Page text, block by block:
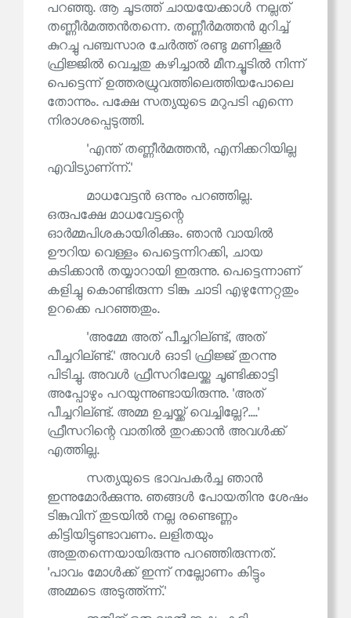
പറഞ്ഞു. ആ ചൂടത്ത് ചായയേക്കാൾ നല്ലത്
തണ്ണീർമത്തൻതന്നെ. തണ്ണീർമത്തൻ മുറിച്ച്
കുറച്ചു പഞ്ചസാര ചേർത്ത് രണ്ടു മണിക്കൂർ
ഫ്രിജ്ജിൽ വെച്ചതു കഴിച്ചാൽ മീനച്ചൂടിൽ നിന്ന്
പെട്ടെന്ന് ഉത്തരധ്രുവത്തിലെത്തിയപോലെ
തോന്നും. പക്ഷേ സത്യയുടെ മറുപടി എന്നെ
നിരാശപ്പെടുത്തി.
'എന്ത് തണ്ണീർമത്തൻ, എനിക്കറിയില്ല
എവിട്യാണ്ന്ന്.'
മാധവേട്ടൻ ഒന്നും പറഞ്ഞില്ല.
ഒരുപക്ഷേ മാധവേട്ടന്റെ
ഓർമ്മപിശകായിരിക്കും. ഞാൻ വായിൽ
ഊറിയ വെള്ളം പെട്ടെന്നിറക്കി, ചായ
കുടിക്കാൻ തയ്യാറായി ഇരുന്നു. പെട്ടെന്നാണ്
കളിച്ചു കൊണ്ടിരുന്ന ടിങ്കു ചാടി എഴുന്നേറ്റതും
ഉറക്കെ പറഞ്ഞതും.
'അമ്മേ അത് പീച്ചറില്ണ്ട്, അത്
പീച്ചറില്ണ്ട്.' അവൾ ഓടി ഫ്രിജ്ജ് തുറന്നു
പിടിച്ചു. അവൾ ഫ്രീസറിലേയ്ക്കു ചൂണ്ടിക്കാട്ടി
അപ്പോഴും പറയുന്നുണ്ടായിരുന്നു. 'അത്
പീച്ചറില്ണ്ട്. അമ്മ ഉച്ചയ്ക്ക് വെച്ചില്ലേ?....'
ഫ്രീസറിന്റെ വാതിൽ തുറക്കാൻ അവൾക്ക്
എത്തില്ല.
സത്യയുടെ ഭാവപകർച്ച ഞാൻ
ഇന്നുമോർക്കുന്നു. ഞങ്ങൾ പോയതിനു ശേഷം
ടിങ്കുവിന് തുടയിൽ നല്ല രണ്ടെണ്ണം
കിട്ടിയിട്ടുണ്ടാവണം. ലളിതയും
അതുതന്നെയായിരുന്നു പറഞ്ഞിരുന്നത്.
'പാവം മോൾക്ക് ഇന്ന് നല്ലോണം കിട്ടും
അമ്മടെ അടുത്ത്ന്ന്.'